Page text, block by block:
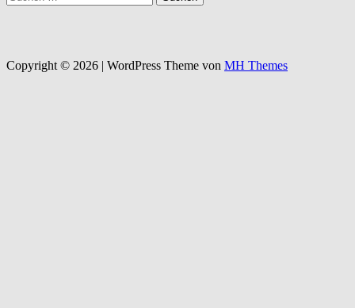
nach:
Copyright © 2026 | WordPress Theme von MH Themes